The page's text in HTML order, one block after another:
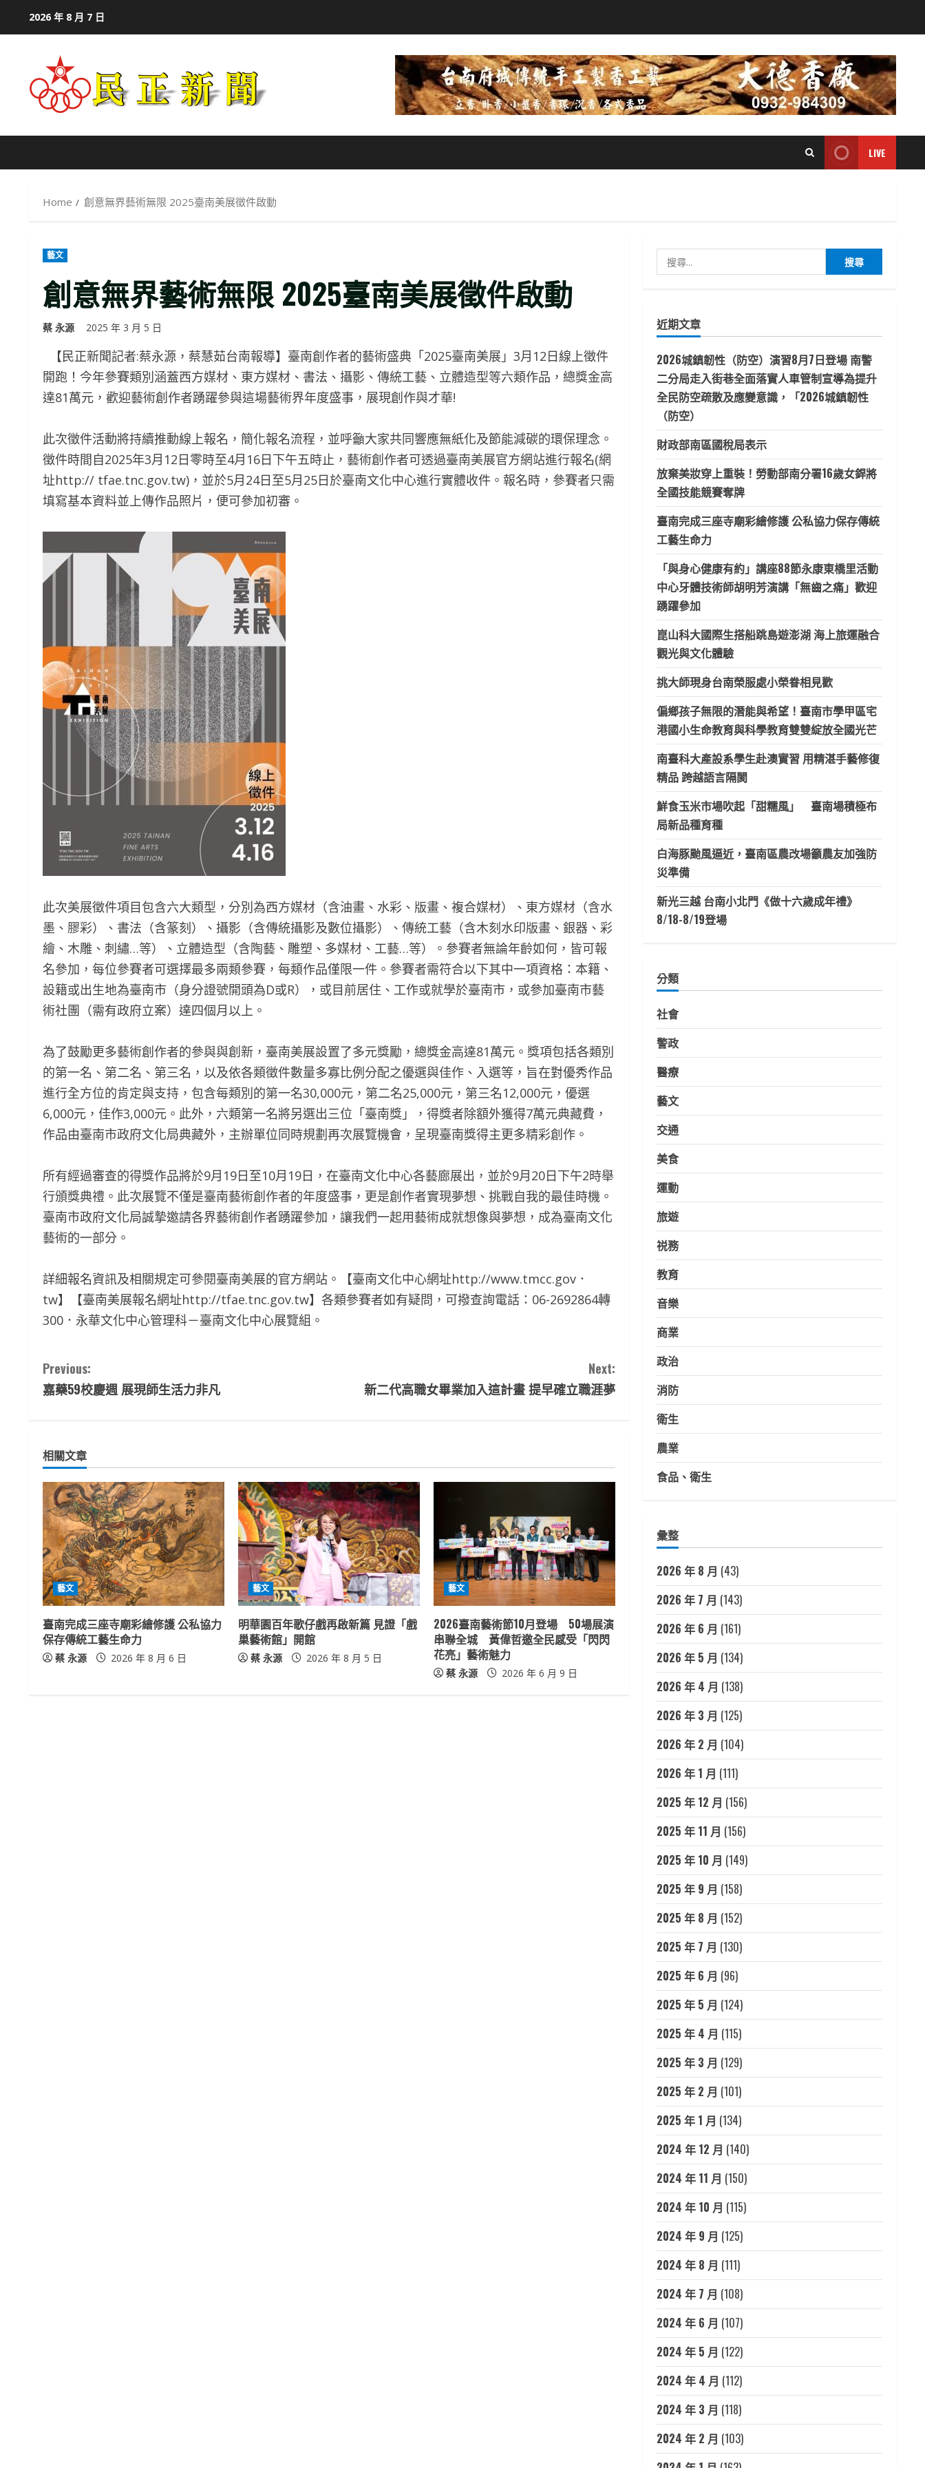
2026 年 8 月 7 日
LIVE
Home 創意無界藝術無限 2025臺南美展徵件啟動
藝文
創意無界藝術無限 2025臺南美展徵件啟動
蔡 永源 2025 年 3 月 5 日
【民正新聞記者:蔡永源，蔡慧茹台南報導】臺南創作者的藝術盛典「2025臺南美展」3月12日線上徵件
開跑！今年參賽類別涵蓋西方媒材、東方媒材、書法、攝影、傳統工藝、立體造型等六類作品，總獎金高
達81萬元，歡迎藝術創作者踴躍參與這場藝術界年度盛事，展現創作與才華!
此次徵件活動將持續推動線上報名，簡化報名流程，並呼籲大家共同響應無紙化及節能減碳的環保理念。
徵件時間自2025年3月12日零時至4月16日下午五時止，藝術創作者可透過臺南美展官方網站進行報名(網
址http:// tfae.tnc.gov.tw)，並於5月24日至5月25日於臺南文化中心進行實體收件。報名時，參賽者只需
填寫基本資料並上傳作品照片，便可參加初審。
此次美展徵件項目包含六大類型，分別為西方媒材（含油畫、水彩、版畫、複合媒材）、東方媒材（含水
墨、膠彩）、書法（含篆刻）、攝影（含傳統攝影及數位攝影）、傳統工藝（含木刻水印版畫、銀器、彩
繪、木雕、刺繡…等）、立體造型（含陶藝、雕塑、多媒材、工藝…等）。參賽者無論年齡如何，皆可報
名參加，每位參賽者可選擇最多兩類參賽，每類作品僅限一件。參賽者需符合以下其中一項資格：本籍、
設籍或出生地為臺南市（身分證號開頭為D或R），或目前居住、工作或就學於臺南市，或參加臺南市藝
術社團（需有政府立案）達四個月以上。
為了鼓勵更多藝術創作者的參與與創新，臺南美展設置了多元獎勵，總獎金高達81萬元。獎項包括各類別
的第一名、第二名、第三名，以及依各類徵件數量多寡比例分配之優選與佳作、入選等，旨在對優秀作品
進行全方位的肯定與支持，包含每類別的第一名30,000元，第二名25,000元，第三名12,000元，優選
6,000元，佳作3,000元。此外，六類第一名將另選出三位「臺南獎」，得獎者除額外獲得7萬元典藏費，
作品由臺南市政府文化局典藏外，主辦單位同時規劃再次展覽機會，呈現臺南獎得主更多精彩創作。
所有經過審查的得獎作品將於9月19日至10月19日，在臺南文化中心各藝廊展出，並於9月20日下午2時舉
行頒獎典禮。此次展覽不僅是臺南藝術創作者的年度盛事，更是創作者實現夢想、挑戰自我的最佳時機。
臺南市政府文化局誠摯邀請各界藝術創作者踴躍參加，讓我們一起用藝術成就想像與夢想，成為臺南文化
藝術的一部分。
詳細報名資訊及相關規定可參閱臺南美展的官方網站。【臺南文化中心網址http://www.tmcc.gov．
tw】【臺南美展報名網址http://tfae.tnc.gov.tw】各類參賽者如有疑問，可撥查詢電話：06-2692864轉
300．永華文化中心管理科－臺南文化中心展覽組。
C
o
t
i
n
u
e
R
e
a
Previous:
嘉藥59校慶週 展現師生活力非凡
Next:
新二代高職女畢業加入這計畫 提早確立職涯夢
相關文章
藝文
臺南完成三座寺廟彩繪修護 公私協力
保存傳統工藝生命力
蔡 永源 2026 年 8 月 6 日
藝文
明華園百年歌仔戲再啟新篇 見證「戲
巢藝術館」開館
蔡 永源 2026 年 8 月 5 日
藝文
2026臺南藝術節10月登場 50場展演
串聯全城 黃偉哲邀全民感受「閃閃
花亮」藝術魅力
蔡 永源 2026 年 6 月 9 日
尋
字:
近期文章
2026城鎮韌性（防空）演習8月7日登場 南警
二分局走入街巷全面落實人車管制宣導為提升
全民防空疏散及應變意識，「2026城鎮韌性
（防空）
財政部南區國稅局表示
放棄美妝穿上重裝！勞動部南分署16歲女銲將
全國技能競賽奪牌
臺南完成三座寺廟彩繪修護 公私協力保存傳統
工藝生命力
「與身心健康有約」講座88節永康東橋里活動
中心牙體技術師胡明芳演講「無齒之痛」歡迎
踴躍參加
崑山科大國際生搭船跳島遊澎湖 海上旅運融合
觀光與文化體驗
挑大師現身台南榮服處小榮眷相見歡
偏鄉孩子無限的潛能與希望！臺南市學甲區宅
港國小生命教育與科學教育雙雙綻放全國光芒
南臺科大產設系學生赴澳實習 用精湛手藝修復
精品 跨越語言隔閡
鮮食玉米市場吹起「甜糯風」 臺南場積極布
局新品種育種
白海豚颱風逼近，臺南區農改場籲農友加強防
災準備
新光三越 台南小北門《做十六歲成年禮》
8/18-8/19登場
分類
社會
警政
醫療
藝文
交通
美食
運動
旅遊
祱務
教育
音樂
商業
政治
消防
衛生
農業
食品、衛生
彙整
2026 年 8 月 (43)
2026 年 7 月 (143)
2026 年 6 月 (161)
2026 年 5 月 (134)
2026 年 4 月 (138)
2026 年 3 月 (125)
2026 年 2 月 (104)
2026 年 1 月 (111)
2025 年 12 月 (156)
2025 年 11 月 (156)
2025 年 10 月 (149)
2025 年 9 月 (158)
2025 年 8 月 (152)
2025 年 7 月 (130)
2025 年 6 月 (96)
2025 年 5 月 (124)
2025 年 4 月 (115)
2025 年 3 月 (129)
2025 年 2 月 (101)
2025 年 1 月 (134)
2024 年 12 月 (140)
2024 年 11 月 (150)
2024 年 10 月 (115)
2024 年 9 月 (125)
2024 年 8 月 (111)
2024 年 7 月 (108)
2024 年 6 月 (107)
2024 年 5 月 (122)
2024 年 4 月 (112)
2024 年 3 月 (118)
2024 年 2 月 (103)